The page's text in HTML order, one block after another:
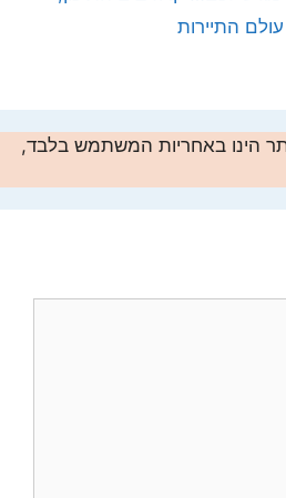
התיירות
הינו באחריות המשתמש בלבד,